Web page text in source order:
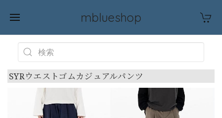
mblueshop
SYRウエストゴムカジュアルパンツ